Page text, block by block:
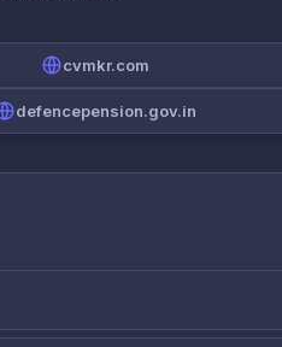
cvmkr.com
defencepension.gov.in